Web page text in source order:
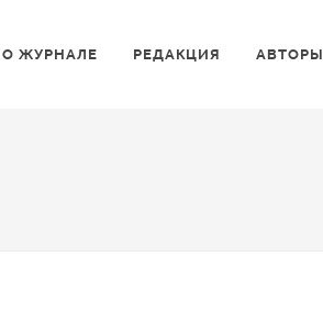
О ЖУРНАЛЕ РЕДАКЦИЯ АВТОРЫ